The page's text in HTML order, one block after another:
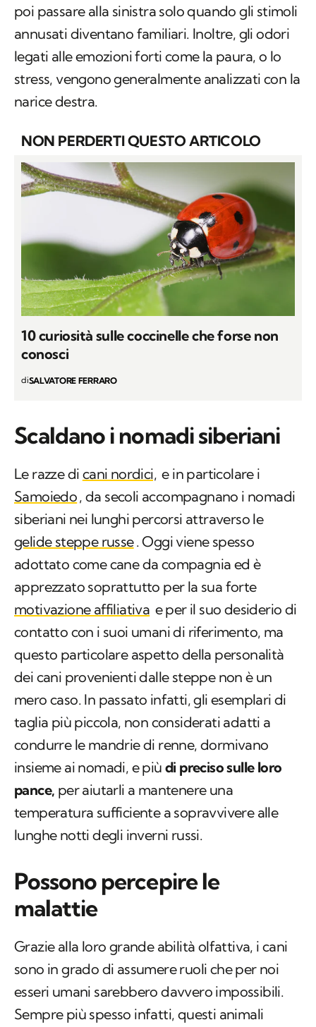
poi passare alla sinistra solo quando gli stimoli
annusati diventano familiari. Inoltre, gli odori
legati alle emozioni forti come la paura, o lo
stress, vengono generalmente analizzati con la
narice destra.
NON PERDERTI QUESTO ARTICOLO
10 curiosità sulle coccinelle che forse non
conosci
diSALVATORE FERRARO
Scaldano i nomadi siberiani
Le razze di cani nordici, e in particolare i
Samoiedo, da secoli accompagnano i nomadi
siberiani nei lunghi percorsi attraverso le
gelide steppe russe. Oggi viene spesso
adottato come cane da compagnia ed è
apprezzato soprattutto per la sua forte
motivazione affiliativa e per il suo desiderio di
contatto con i suoi umani di riferimento, ma
questo particolare aspetto della personalità
dei cani provenienti dalle steppe non è un
mero caso. In passato infatti, gli esemplari di
taglia più piccola, non considerati adatti a
condurre le mandrie di renne, dormivano
insieme ai nomadi, e più di preciso sulle loro
pance, per aiutarli a mantenere una
temperatura sufficiente a sopravvivere alle
lunghe notti degli inverni russi.
Possono percepire le
malattie
Grazie alla loro grande abilità olfattiva, i cani
sono in grado di assumere ruoli che per noi
esseri umani sarebbero davvero impossibili.
Sempre più spesso infatti, questi animali